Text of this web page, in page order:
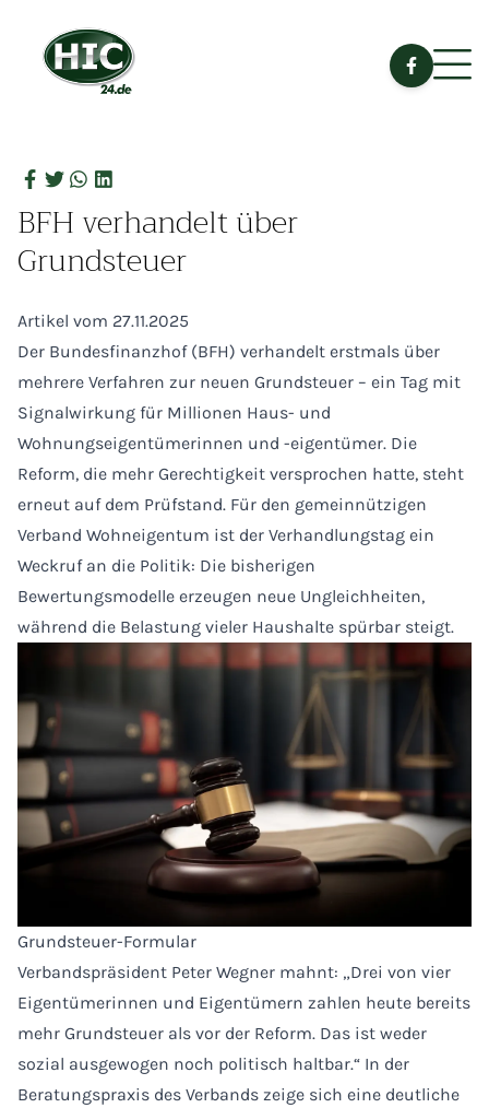
BFH verhandelt über
Grundsteuer
Artikel vom 27.11.2025
Der Bundesfinanzhof (BFH) verhandelt erstmals über
mehrere Verfahren zur neuen Grundsteuer – ein Tag mit
Signalwirkung für Millionen Haus- und
Wohnungseigentümerinnen und -eigentümer. Die
Reform, die mehr Gerechtigkeit versprochen hatte, steht
erneut auf dem Prüfstand. Für den gemeinnützigen
Verband Wohneigentum ist der Verhandlungstag ein
Weckruf an die Politik: Die bisherigen
Bewertungsmodelle erzeugen neue Ungleichheiten,
während die Belastung vieler Haushalte spürbar steigt.
Grundsteuer-Formular
Verbandspräsident Peter Wegner mahnt: „Drei von vier
Eigentümerinnen und Eigentümern zahlen heute bereits
mehr Grundsteuer als vor der Reform. Das ist weder
sozial ausgewogen noch politisch haltbar.“ In der
Beratungspraxis des Verbands zeige sich eine deutliche